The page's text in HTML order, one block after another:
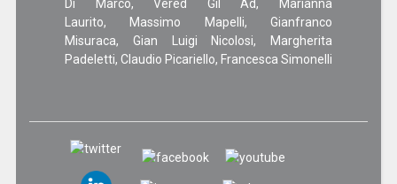
Di Marco, Vered Gil Ad, Marianna
Laurito, Massimo Mapelli, Gianfranco
Misuraca, Gian Luigi Nicolosi, Margherita
Padeletti, Claudio Picariello, Francesca Simonelli